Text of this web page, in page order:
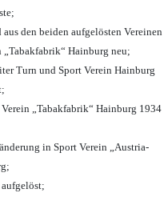
aus den beiden aufgelösten Vereinen
„Tabakfabrik“ Hainburg neu;
Turn und Sport Verein Hainburg
„Tabakfabrik“ Hainburg 1934
in Sport Verein „Austria-